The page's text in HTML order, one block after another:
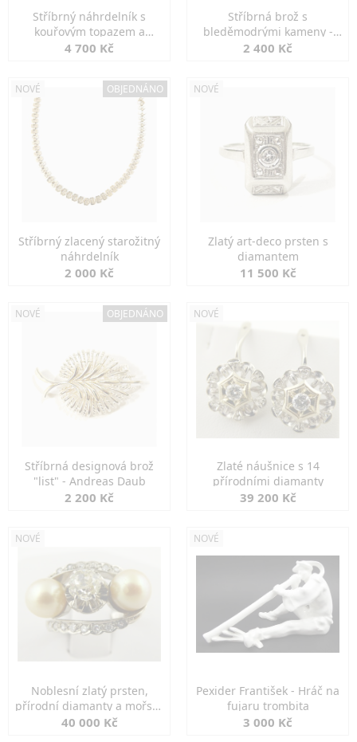
Stříbrný náhrdelník s
kouřovým topazem a
markazity
4 700 Kč
Stříbrná brož s
bleděmodrými kameny -
jemná elegance
2 400 Kč
NOVÉ OBJEDNÁNO
Stříbrný zlacený starožitný
náhrdelník
2 000 Kč
NOVÉ
Zlatý art-deco prsten s
diamantem
11 500 Kč
NOVÉ OBJEDNÁNO
Stříbrná designová brož
"list" - Andreas Daub
2 200 Kč
NOVÉ
Zlaté náušnice s 14
přírodními diamanty
39 200 Kč
NOVÉ
Noblesní zlatý prsten,
přírodní diamanty a mořské
perly
40 000 Kč
NOVÉ
Pexider František - Hráč na
fujaru trombita
3 000 Kč